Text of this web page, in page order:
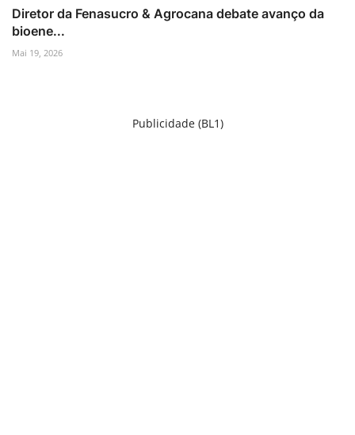
Diretor da Fenasucro & Agrocana debate avanço da
bioene...
Mai 19, 2026
Publicidade (BL1)